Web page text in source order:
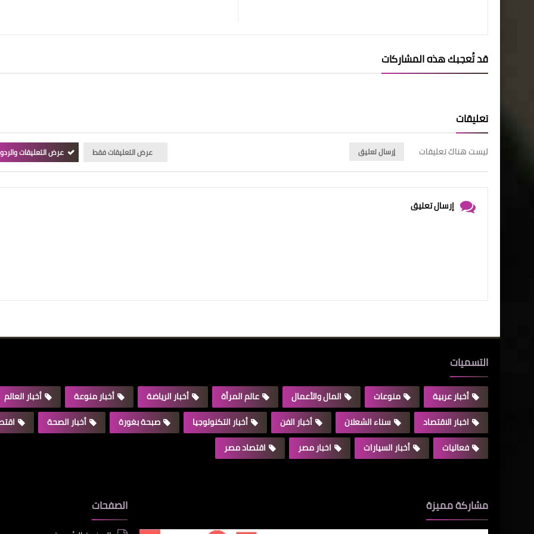
قد تُعجبك هذه المشاركات
تعليقات
ليست هناك تعليقات إرسال تعليق عرض التعليقات فقط عرض التعليقات
إرسال تعليق
التسميات
أخبار عربية منوعات المال والأعمال عالم المرأة أخبار الرياضة أخبار منوعة
أخبار العالم
اخبار الاقتصاد
سناء الشعلان أخبار الفن أخبار التكنولوجيا صبحة بغورة أخبار الصحة
فعاليات
أخبار السيارات اخبار مصر اقتصاد مصر
مشاركة مميزة الصفحات